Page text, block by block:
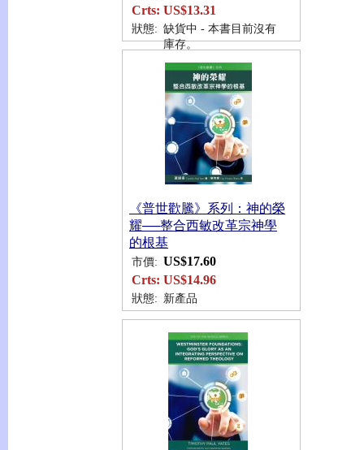
Crts: US$13.31
狀態: 缺貨中 - 本書目前沒有
庫存。
《普世歡騰》系列：神的榮
耀──整合西敏改革宗神學
的根基
市價: US$17.60
Crts: US$14.96
狀態: 新產品